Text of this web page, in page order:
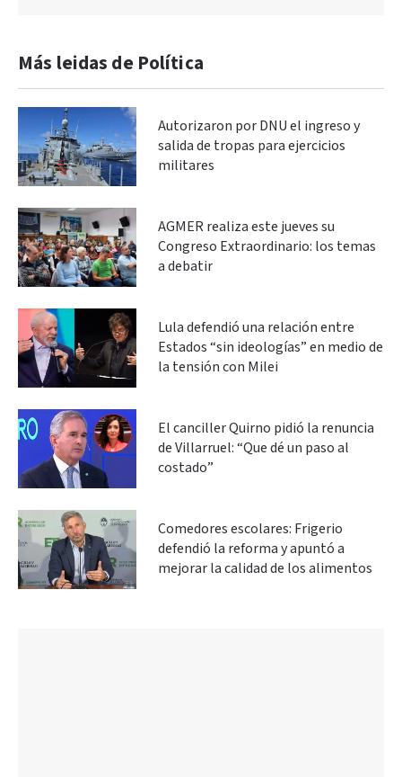
Más leidas de Política
Autorizaron por DNU el ingreso y
salida de tropas para ejercicios
militares
AGMER realiza este jueves su
Congreso Extraordinario: los temas
a debatir
Lula defendió una relación entre
Estados “sin ideologías” en medio de
la tensión con Milei
El canciller Quirno pidió la renuncia
de Villarruel: “Que dé un paso al
costado”
Comedores escolares: Frigerio
defendió la reforma y apuntó a
mejorar la calidad de los alimentos